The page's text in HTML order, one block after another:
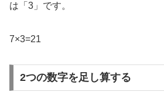
は「3」です。
7×3=21
2つの数字を足し算する